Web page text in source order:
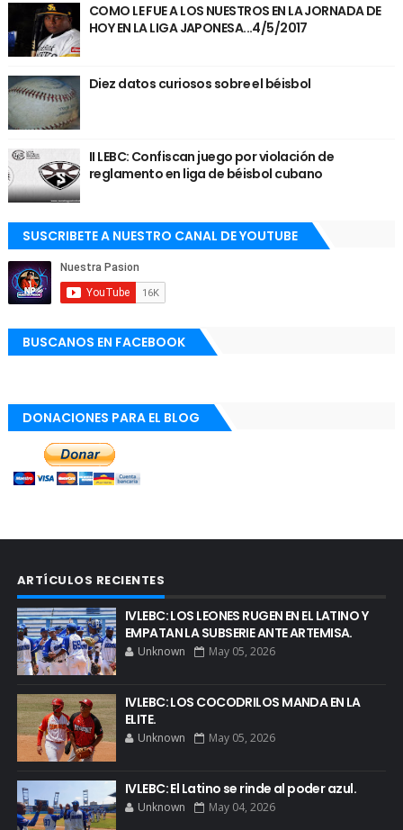
COMO LE FUE A LOS NUESTROS EN LA JORNADA DE
HOY EN LA LIGA JAPONESA...4/5/2017
Diez datos curiosos sobre el béisbol
II LEBC: Confiscan juego por violación de
reglamento en liga de béisbol cubano
SUSCRIBETE A NUESTRO CANAL DE YOUTUBE
BUSCANOS EN FACEBOOK
DONACIONES PARA EL BLOG
ARTÍCULOS RECIENTES
IVLEBC: LOS LEONES RUGEN EN EL LATINO Y
EMPATAN LA SUBSERIE ANTE ARTEMISA.
Unknown May 05, 2026
IVLEBC: LOS COCODRILOS MANDA EN LA
ELITE.
Unknown May 05, 2026
IVLEBC: El Latino se rinde al poder azul.
Unknown May 04, 2026